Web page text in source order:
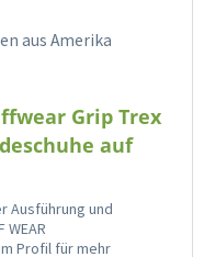
aus Amerika
Grip Trex
auf
Ausführung und
Profil für mehr